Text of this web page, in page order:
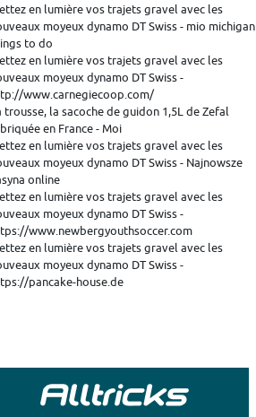
en lumière vos trajets gravel avec les
moyeux dynamo DT Swiss - mio michigan
to do
en lumière vos trajets gravel avec les
moyeux dynamo DT Swiss -
www.carnegiecoop.com/
trousse, la sacoche de guidon 1,5L de Zefal
en France - Moi
en lumière vos trajets gravel avec les
moyeux dynamo DT Swiss - Najnowsze
online
en lumière vos trajets gravel avec les
moyeux dynamo DT Swiss -
www.newbergyouthsoccer.com
en lumière vos trajets gravel avec les
moyeux dynamo DT Swiss -
pancake-house.de